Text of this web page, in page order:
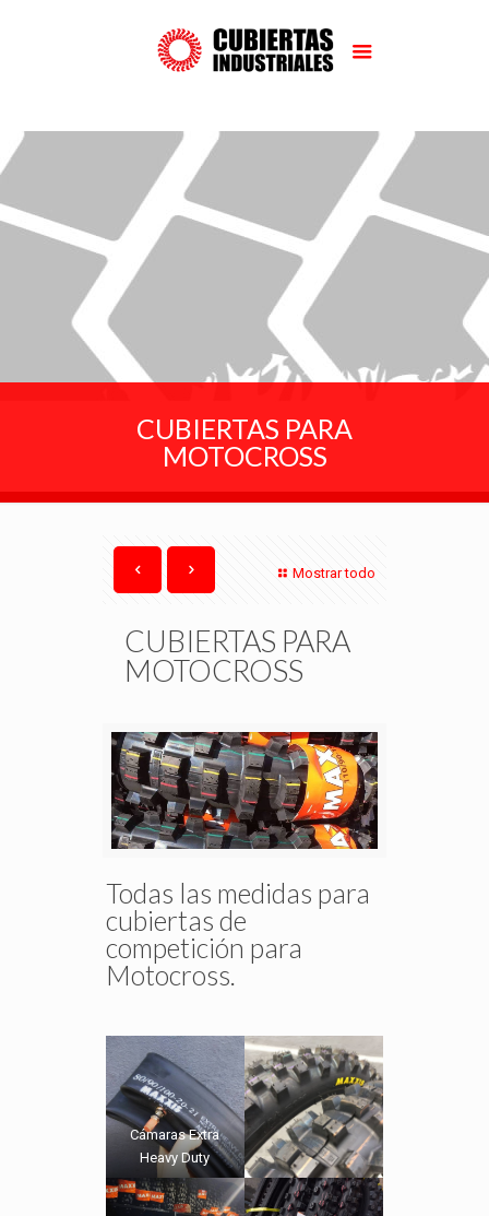
CUBIERTAS PARA
MOTOCROSS
Mostrar todo
CUBIERTAS PARA
MOTOCROSS
Todas las medidas para
cubiertas de
competición para
Motocross.
Cámaras Extra
Heavy Duty